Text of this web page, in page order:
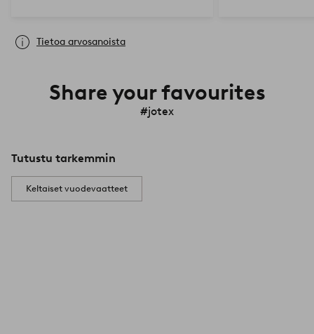
Tietoa arvosanoista
Share your favourites
#jotex
Tutustu tarkemmin
Keltaiset vuodevaatteet